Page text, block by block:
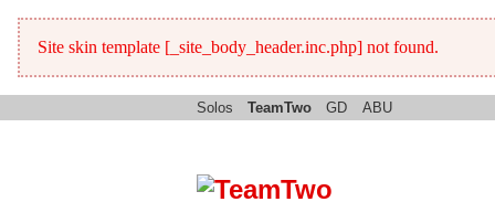
Site skin template [_site_body_header.inc.php] not found.
Solos TeamTwo GD ABU